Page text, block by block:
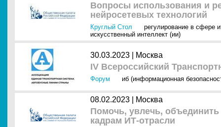
Вопросы использования и
нейросетевых технологий
Круглый Стол
регулирование в сфере
искусственный интеллект (ии)
30.03.2023 | Москва
IV Всероссийский
Форум иб (информационная
08.02.2023 | Москва
Помочь, увлечь,
кадрам ИТ-отрасли